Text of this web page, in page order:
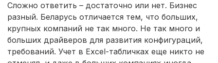
Сложно ответить – достаточно или нет. Бизнес
разный. Беларусь отличается тем, что больших,
крупных компаний не так много. Не так много и
больших драйверов для развития конфигураций,
требований. Учет в Excel-табличках еще никто не